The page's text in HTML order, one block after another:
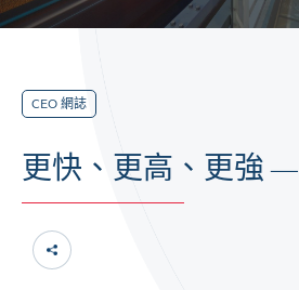
CEO 網誌
更快、更高、更強